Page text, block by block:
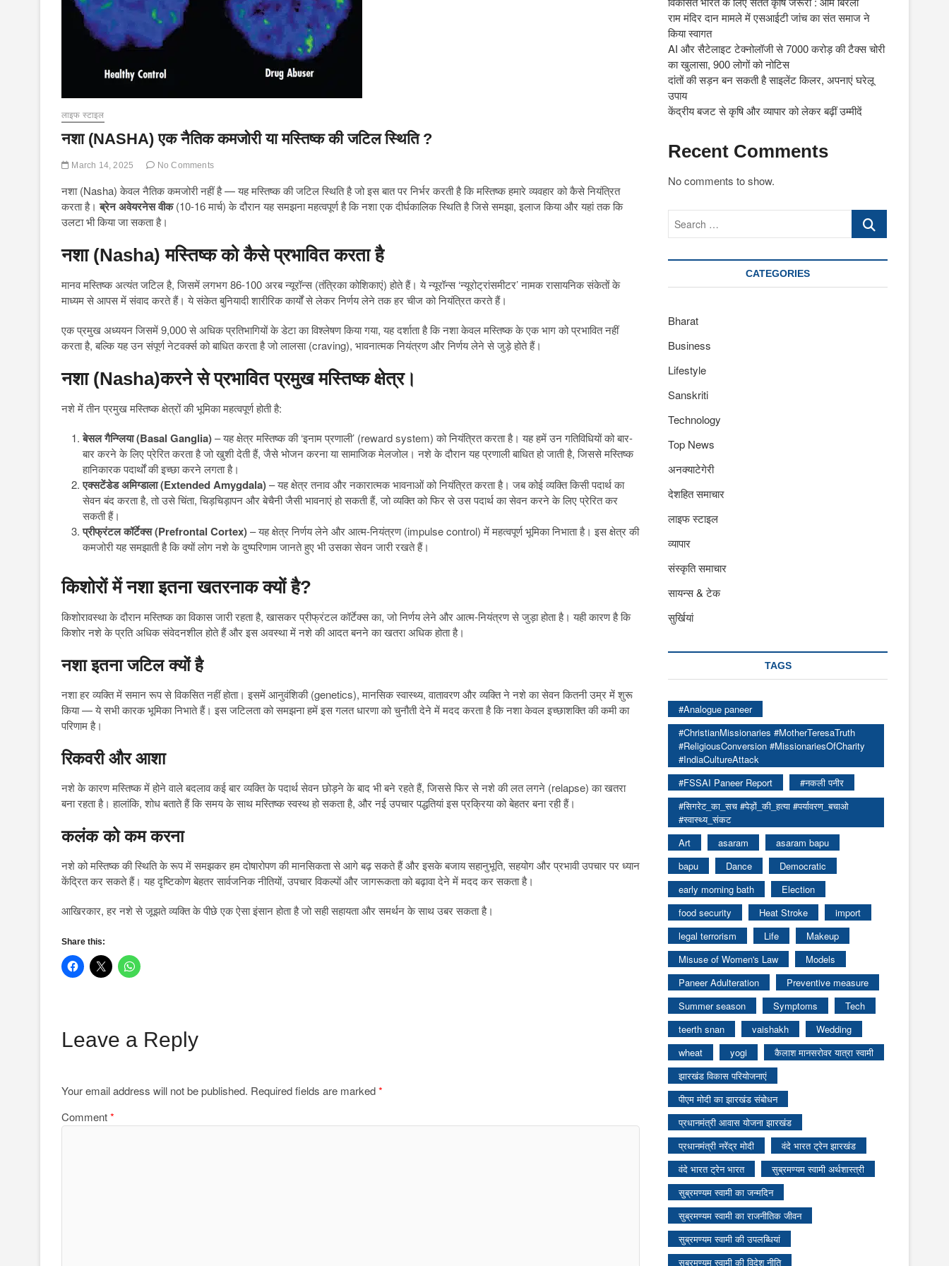
लाइफ स्टाइल
नशा (NASHA) एक नैतिक कमजोरी या मस्तिष्क की जटिल स्थिति ?
March 14, 2025 No Comments
नशा (Nasha) केवल नैतिक कमजोरी नहीं है — यह मस्तिष्क की जटिल स्थिति है जो इस बात पर निर्भर करती है कि मस्तिष्क हमारे व्यवहार को कैसे नियंत्रित
करता है।ब्रेन अवेयरनेस वीक(10-16 मार्च) के दौरान यह समझना महत्वपूर्ण है कि नशा एक दीर्घकालिक स्थिति है जिसे समझा, इलाज किया और यहां तक कि
उलटा भी किया जा सकता है।
नशा (Nasha) मस्तिष्क को कैसे प्रभावित करता है
मानव मस्तिष्क अत्यंत जटिल है, जिसमें लगभग 86-100 अरब न्यूरॉन्स (तंत्रिका कोशिकाएं) होते हैं। ये न्यूरॉन्स ‘न्यूरोट्रांसमीटर’ नामक रासायनिक संकेतों के
माध्यम से आपस में संवाद करते हैं। ये संकेत बुनियादी शारीरिक कार्यों से लेकर निर्णय लेने तक हर चीज को नियंत्रित करते हैं।
एक प्रमुख अध्ययन जिसमें 9,000 से अधिक प्रतिभागियों के डेटा का विश्लेषण किया गया, यह दर्शाता है कि नशा केवल मस्तिष्क के एक भाग को प्रभावित नहीं
करता है, बल्कि यह उन संपूर्ण नेटवर्क्स को बाधित करता है जो लालसा (craving), भावनात्मक नियंत्रण और निर्णय लेने से जुड़े होते हैं।
नशा (Nasha)करने से प्रभावित प्रमुख मस्तिष्क क्षेत्र।
नशे में तीन प्रमुख मस्तिष्क क्षेत्रों की भूमिका महत्वपूर्ण होती है:
बेसल गैन्ग्लिया (Basal Ganglia)– यह क्षेत्र मस्तिष्क की ‘इनाम प्रणाली’ (reward system) को नियंत्रित करता है। यह हमें उन गतिविधियों को बार-
बार करने के लिए प्रेरित करता है जो खुशी देती हैं, जैसे भोजन करना या सामाजिक मेलजोल। नशे के दौरान यह प्रणाली बाधित हो जाती है, जिससे मस्तिष्क
हानिकारक पदार्थों की इच्छा करने लगता है।
एक्सटेंडेड अमिग्डाला (Extended Amygdala)– यह क्षेत्र तनाव और नकारात्मक भावनाओं को नियंत्रित करता है। जब कोई व्यक्ति किसी पदार्थ का
सेवन बंद करता है, तो उसे चिंता, चिड़चिड़ापन और बेचैनी जैसी भावनाएं हो सकती हैं, जो व्यक्ति को फिर से उस पदार्थ का सेवन करने के लिए प्रेरित कर
सकती हैं।
प्रीफ्रंटल कॉर्टेक्स (Prefrontal Cortex)– यह क्षेत्र निर्णय लेने और आत्म-नियंत्रण (impulse control) में महत्वपूर्ण भूमिका निभाता है। इस क्षेत्र की
कमजोरी यह समझाती है कि क्यों लोग नशे के दुष्परिणाम जानते हुए भी उसका सेवन जारी रखते हैं।
किशोरों में नशा इतना खतरनाक क्यों है?
किशोरावस्था के दौरान मस्तिष्क का विकास जारी रहता है, खासकर प्रीफ्रंटल कॉर्टेक्स का, जो निर्णय लेने और आत्म-नियंत्रण से जुड़ा होता है। यही कारण है कि
किशोर नशे के प्रति अधिक संवेदनशील होते हैं और इस अवस्था में नशे की आदत बनने का खतरा अधिक होता है।
नशा इतना जटिल क्यों है
नशा हर व्यक्ति में समान रूप से विकसित नहीं होता। इसमें आनुवंशिकी (genetics), मानसिक स्वास्थ्य, वातावरण और व्यक्ति ने नशे का सेवन कितनी उम्र में शुरू
किया — ये सभी कारक भूमिका निभाते हैं। इस जटिलता को समझना हमें इस गलत धारणा को चुनौती देने में मदद करता है कि नशा केवल इच्छाशक्ति की कमी का
परिणाम है।
रिकवरी और आशा
नशे के कारण मस्तिष्क में होने वाले बदलाव कई बार व्यक्ति के पदार्थ सेवन छोड़ने के बाद भी बने रहते हैं, जिससे फिर से नशे की लत लगने (relapse) का खतरा
बना रहता है। हालांकि, शोध बताते हैं कि समय के साथ मस्तिष्क स्वस्थ हो सकता है, और नई उपचार पद्धतियां इस प्रक्रिया को बेहतर बना रही हैं।
कलंक को कम करना
नशे को मस्तिष्क की स्थिति के रूप में समझकर हम दोषारोपण की मानसिकता से आगे बढ़ सकते हैं और इसके बजाय सहानुभूति, सहयोग और प्रभावी उपचार पर ध्यान
केंद्रित कर सकते हैं। यह दृष्टिकोण बेहतर सार्वजनिक नीतियों, उपचार विकल्पों और जागरूकता को बढ़ावा देने में मदद कर सकता है।
आखिरकार, हर नशे से जूझते व्यक्ति के पीछे एक ऐसा इंसान होता है जो सही सहायता और समर्थन के साथ उबर सकता है।
Share this:
Leave a Reply
Your email address will not be published. Required fields are marked*
Comment*
राम मंदिर दान मामले में एसआईटी जांच का संत समाज ने
किया स्वागत
AI और सैटेलाइट टेक्नोलॉजी से 7000 करोड़ की टैक्स चोरी
का खुलासा, 900 लोगों को नोटिस
दांतों की सड़न बन सकती है साइलेंट किलर, अपनाएं घरेलू
उपाय
केंद्रीय बजट से कृषि और व्यापार को लेकर बढ़ीं उम्मीदें
Recent Comments
No comments to show.
Search
CATEGORIES
Bharat
Business
Lifestyle
Sanskriti
Technology
Top News
अनक्याटेगेरी
देशहित समाचार
लाइफ स्टाइल
व्यापार
संस्कृति समाचार
सायन्स & टेक
सुर्खियां
TAGS
#Analogue paneer
#ChristianMissionaries #MotherTeresaTruth
#ReligiousConversion #MissionariesOfCharity
#IndiaCultureAttack
#FSSAI Paneer Report
#नकली पनीर
#सिगरेट_का_सच #पेड़ों_की_हत्या #पर्यावरण_बचाओ
#स्वास्थ्य_संकट
Art
asaram
asaram bapu
bapu
Dance
Democratic
early morning bath
Election
food security
Heat Stroke
import
legal terrorism
Life
Makeup
Misuse of Women's Law
Models
Paneer Adulteration
Preventive measure
Summer season
Symptoms
Tech
teerth snan
vaishakh
Wedding
wheat
yogi
कैलाश मानसरोवर यात्रा स्वामी
झारखंड विकास परियोजनाएं
पीएम मोदी का झारखंड संबोधन
प्रधानमंत्री आवास योजना झारखंड
प्रधानमंत्री नरेंद्र मोदी
वंदे भारत ट्रेन झारखंड
वंदे भारत ट्रेन भारत
सुब्रमण्यम स्वामी अर्थशास्त्री
सुब्रमण्यम स्वामी का जन्मदिन
सुब्रमण्यम स्वामी का राजनीतिक जीवन
सुब्रमण्यम स्वामी की उपलब्धियां
सुब्रमण्यम स्वामी की विदेश नीति